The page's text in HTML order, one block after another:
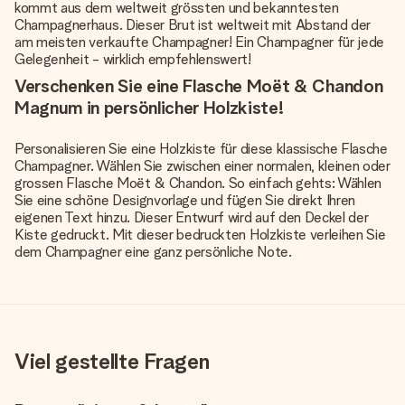
kommt aus dem weltweit grössten und bekanntesten
Champagnerhaus. Dieser Brut ist weltweit mit Abstand der
am meisten verkaufte Champagner! Ein Champagner für jede
Gelegenheit - wirklich empfehlenswert!
Verschenken Sie eine Flasche Moët & Chandon
Magnum in persönlicher Holzkiste!
Personalisieren Sie eine Holzkiste für diese klassische Flasche
Champagner. Wählen Sie zwischen einer normalen, kleinen oder
grossen Flasche Moët & Chandon. So einfach gehts: Wählen
Sie eine schöne Designvorlage und fügen Sie direkt Ihren
eigenen Text hinzu. Dieser Entwurf wird auf den Deckel der
Kiste gedruckt. Mit dieser bedruckten Holzkiste verleihen Sie
dem Champagner eine ganz persönliche Note.
Viel gestellte Fragen